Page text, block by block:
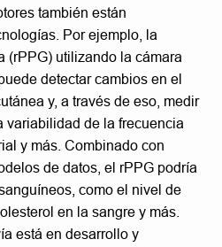
también están
Por ejemplo, la
(rPPG) utilizando la cámara
detectar cambios en el
y, a través de eso, medir
variabilidad de la frecuencia
y más. Combinado con
de datos, el rPPG podría
como el nivel de
en la sangre y más.
está en desarrollo y